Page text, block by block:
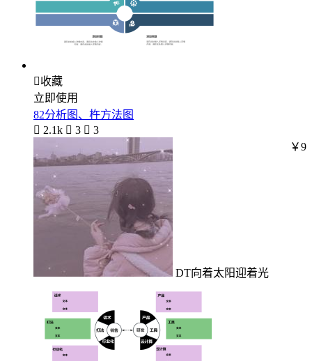
收藏
立即使用
82分析图、杵方法图
 2.1k  3  3
DT向着太阳迎着光
￥9